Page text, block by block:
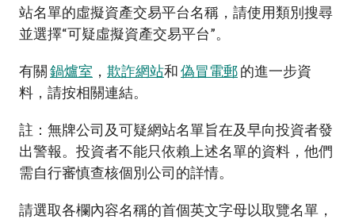
站名單的虛擬資產交易平台名稱，請使用類別搜尋
並選擇“可疑虛擬資產交易平台”。
有關鍋爐室 ， 欺詐網站和偽冒電郵的進一步資
料，請按相關連結。
註：無牌公司及可疑網站名單旨在及早向投資者發
出警報。投資者不能只依賴上述名單的資料，他們
需自行審慎查核個別公司的詳情。
請選取各欄內容名稱的首個英文字母以取覽名單，